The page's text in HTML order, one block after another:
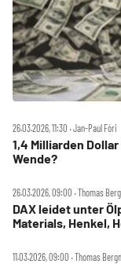
26.03.2026, 11:30 ‧ Jan-Paul Fóri
1,4 Milliarden
Wende?
26.03.2026, 09:00 ‧ Thomas
DAX leidet unter
Materials, Henkel,
11.03.2026, 09:00 ‧ Thomas